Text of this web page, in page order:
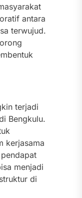
antara
terwujud.
terjadi
Bengkulu.
kerjasama
menjadi
di